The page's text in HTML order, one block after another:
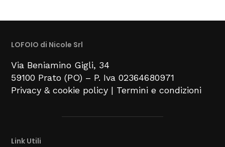
LOFOIO di Nicole Srl
Via Beniamino Gigli, 34
59100 Prato (PO) – P. Iva 02364680971
Privacy & cookie policy | Termini e condizioni
Link Utili